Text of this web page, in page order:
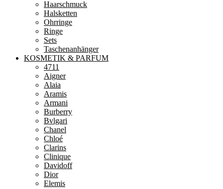
Haarschmuck
Halsketten
Ohrringe
Ringe
Sets
Taschenanhänger
KOSMETIK & PARFUM
4711
Aigner
Alaia
Aramis
Armani
Burberry
Bvlgari
Chanel
Chloé
Clarins
Clinique
Davidoff
Dior
Elemis